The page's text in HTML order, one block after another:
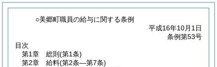
○美郷町職員の給与に関する条例
平成16年10月1日
条例第53号
目次
第1章
総則 (第1条)
第2章
給料(第2条―第7条)